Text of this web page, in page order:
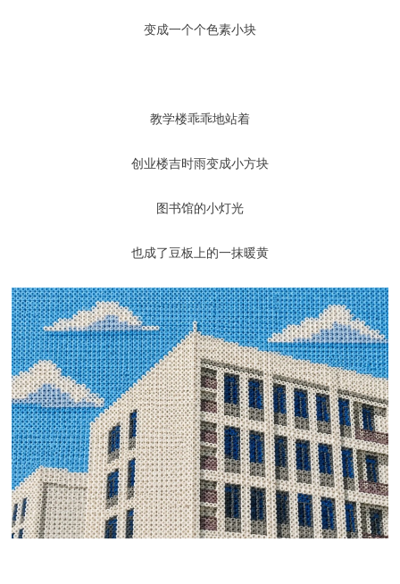
变成一个个色素小块
教学楼乖乖地站着
创业楼吉时雨变成小方块
图书馆的小灯光
也成了豆板上的一抹暖黄